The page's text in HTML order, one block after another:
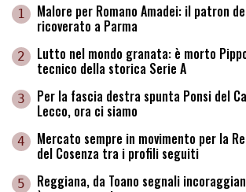
1 Malore per Romano Amadei: il patron
ricoverato a Parma
2 Lutto nel mondo granata: è morto
tecnico della storica Serie A
3 Per la fascia destra spunta Ponsi del
Lecco, ora ci siamo
4 Mercato sempre in movimento per la
del Cosenza tra i profili seguiti
5 Reggiana, da Toano segnali